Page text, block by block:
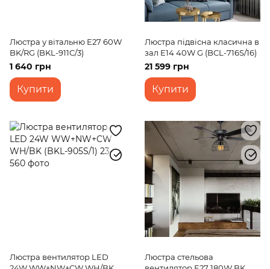
Люстра у вітальню E27 60W
BK/RG (BKL-911C/3)
1 640 грн
Купити
Люстра підвісна класична в
зал E14 40W G (BCL-716S/16)
21 599 грн
Купити
Люстра вентилятор LED
Люстра стельова